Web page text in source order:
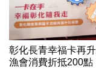
彰化長青幸福卡再
漁會消費折抵200點